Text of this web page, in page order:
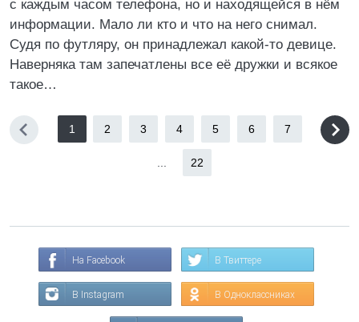
с каждым часом телефона, но и находящейся в нём
информации. Мало ли кто и что на него снимал.
Судя по футляру, он принадлежал какой-то девице.
Наверняка там запечатлены все её дружки и всякое
такое…
1 2 3 4 5 6 7
22
На Facebook В Твиттере
В Instagram В Одноклассниках